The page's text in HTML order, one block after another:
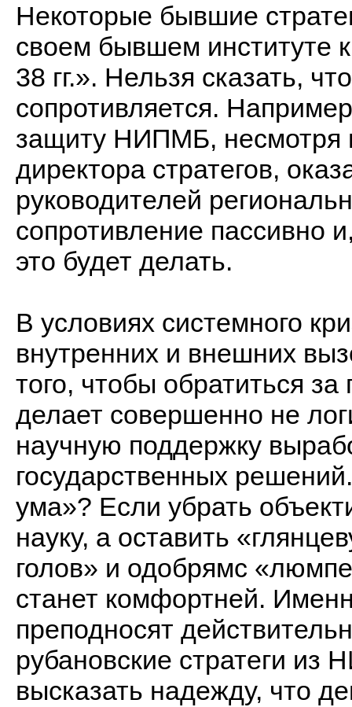
Некоторые бывшие
своем бывшем институте
38 гг.». Нельзя сказать,
сопротивляется.
защиту НИПМБ, несмотря
директора стратегов,
руководителей
сопротивление пассивно
это будет делать.
В условиях системного
внутренних и внешних
того, чтобы обратиться
делает совершенно не
научную поддержку
государственных
ума»? Если убрать
науку, а оставить
голов» и одобрямс
станет комфортней.
преподносят
рубановские стратеги из
высказать надежду, что